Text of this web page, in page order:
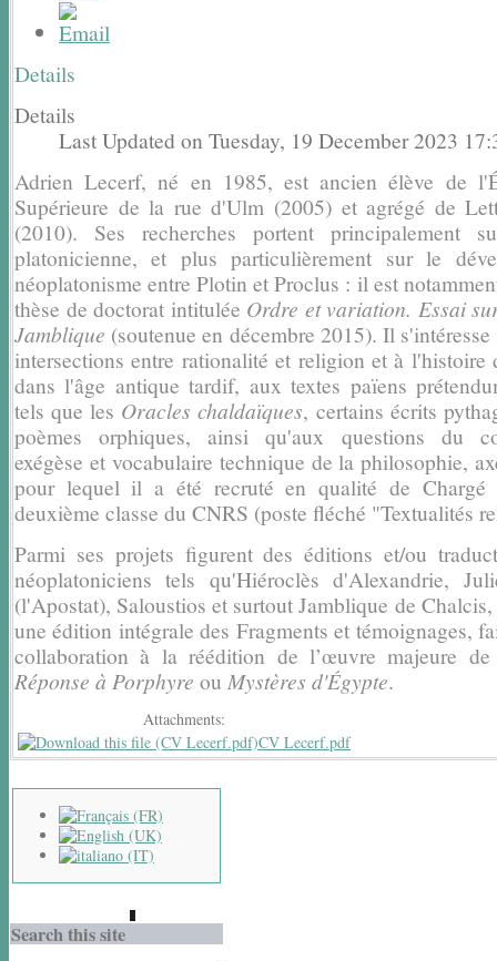
Details
Details
Last Updated on Tuesday, 19 December 2023
Adrien Lecerf, né en 1985, est ancien élève de
Supérieure de la rue d'Ulm (2005) et agrégé de
(2010). Ses recherches portent principalement
platonicienne, et plus particulièrement sur le
néoplatonisme entre Plotin et Proclus : il est
thèse de doctorat intitulée Ordre et variation. Essai
Jamblique (soutenue en décembre 2015). Il
intersections entre rationalité et religion et à l'histoire
dans l'âge antique tardif, aux textes païens
tels que les Oracles chaldaïques, certains écrits
poèmes orphiques, ainsi qu'aux questions du
exégèse et vocabulaire technique de la philosophie,
pour lequel il a été recruté en qualité de Chargé
deuxième classe du CNRS (poste fléché "Textualités
Parmi ses projets figurent des éditions et/ou
néoplatoniciens tels qu'Hiéroclès d'Alexandrie,
(l'Apostat), Saloustios et surtout Jamblique de
une édition intégrale des Fragments et témoignages,
collaboration à la réédition de l’œuvre majeure
Réponse à Porphyre ou Mystères d'Égypte.
Attachments:
CV Lecerf.pdf
Search this site